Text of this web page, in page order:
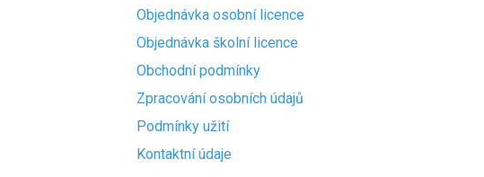
Objednávka osobní licence
Objednávka školní licence
Obchodní podmínky
Zpracování osobních údajů
Podmínky užití
Kontaktní údaje